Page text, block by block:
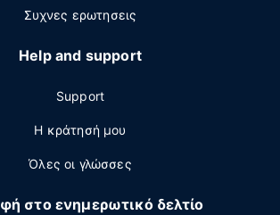
Συχνες ερωτησεις
Help and support
Support
Η κράτησή μου
Όλες οι γλώσσες
στο ενημερωτικό δελτίο